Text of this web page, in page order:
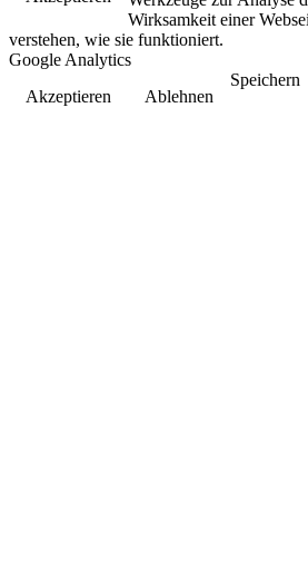
Wirksamkeit einer
verstehen, wie sie funktioniert.
Google Analytics
Akzeptieren
Ablehnen
Speichern